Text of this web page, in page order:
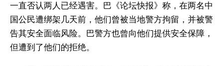
一直否认两人已经遇害。巴《论坛快报》称，在两名中
国公民遭绑架几天前，他们曾被当地警方拘留，并被警
告其安全面临风险。巴警方也曾向他们提供安全保障，
但遭到了他们的拒绝。